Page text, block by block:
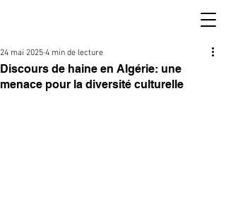
Discours de haine en Algérie: une
menace pour la diversité culturelle
24 mai 2025 4 min de lecture